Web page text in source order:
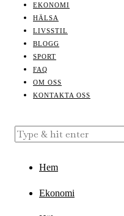
EKONOMI
HÄLSA
LIVSSTIL
BLOGG
SPORT
FAQ
OM OSS
KONTAKTA OSS
Hem
Ekonomi